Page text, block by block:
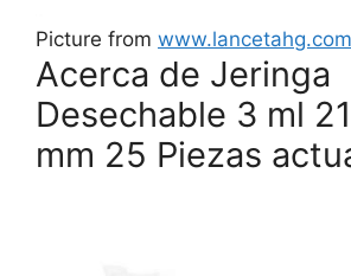
Picture from
Acerca de Jeringa
Desechable 3 ml
mm 25 Piezas